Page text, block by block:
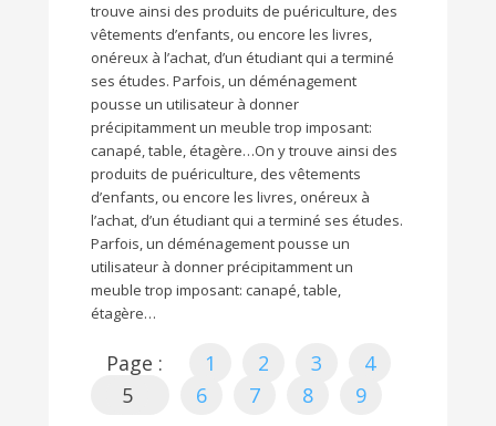
trouve ainsi des produits de puériculture, des
vêtements d’enfants, ou encore les livres,
onéreux à l’achat, d’un étudiant qui a terminé
ses études. Parfois, un déménagement
pousse un utilisateur à donner
précipitamment un meuble trop imposant:
canapé, table, étagère…On y trouve ainsi des
produits de puériculture, des vêtements
d’enfants, ou encore les livres, onéreux à
l’achat, d’un étudiant qui a terminé ses études.
Parfois, un déménagement pousse un
utilisateur à donner précipitamment un
meuble trop imposant: canapé, table,
étagère…
Page : 1 2 3
4
5
6 7 8 9